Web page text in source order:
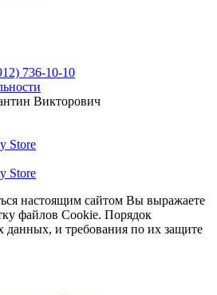
736-10-10
Викторович
настоящим сайтом Вы выражаете
файлов Cookie. Порядок
данных, и требования по их защите